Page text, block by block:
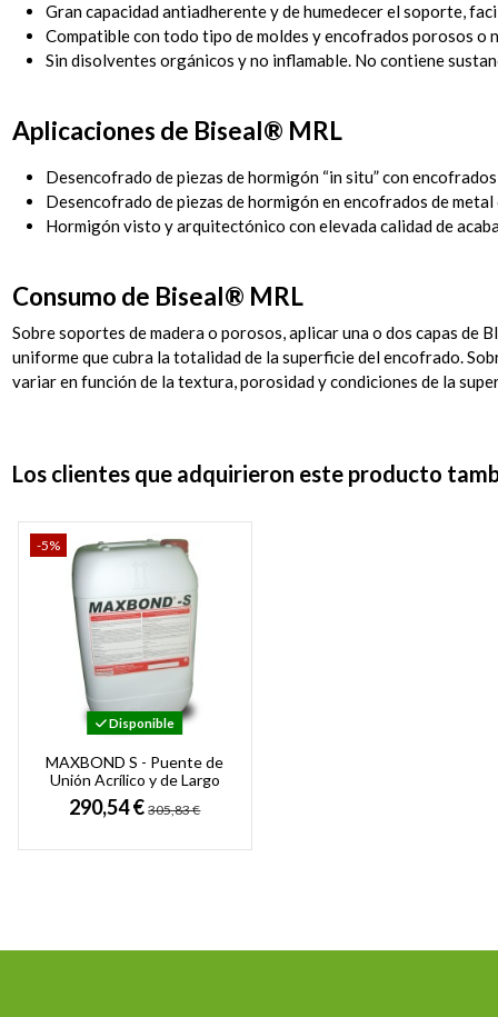
Gran capacidad antiadherente y de humedecer el soporte,
Compatible con todo tipo de moldes y encofrados porosos o
Sin disolventes orgánicos y no inflamable. No contiene
Aplicaciones de Biseal® MRL
Desencofrado de piezas de hormigón “in situ” con
Desencofrado de piezas de hormigón en encofrados de
Hormigón visto y arquitectónico con elevada calidad de
Consumo de Biseal® MRL
Sobre soportes de madera o porosos, aplicar una o dos capas
uniforme que cubra la totalidad de la superficie del encofrado.
variar en función de la textura, porosidad y condiciones de la
Los clientes que adquirieron este producto
-5%
Disponible
MAXBOND S - Puente de
Unión Acrílico y de Largo
Tiempo Abierto para
Hormigón y Mortero
290,54 €305,83 €